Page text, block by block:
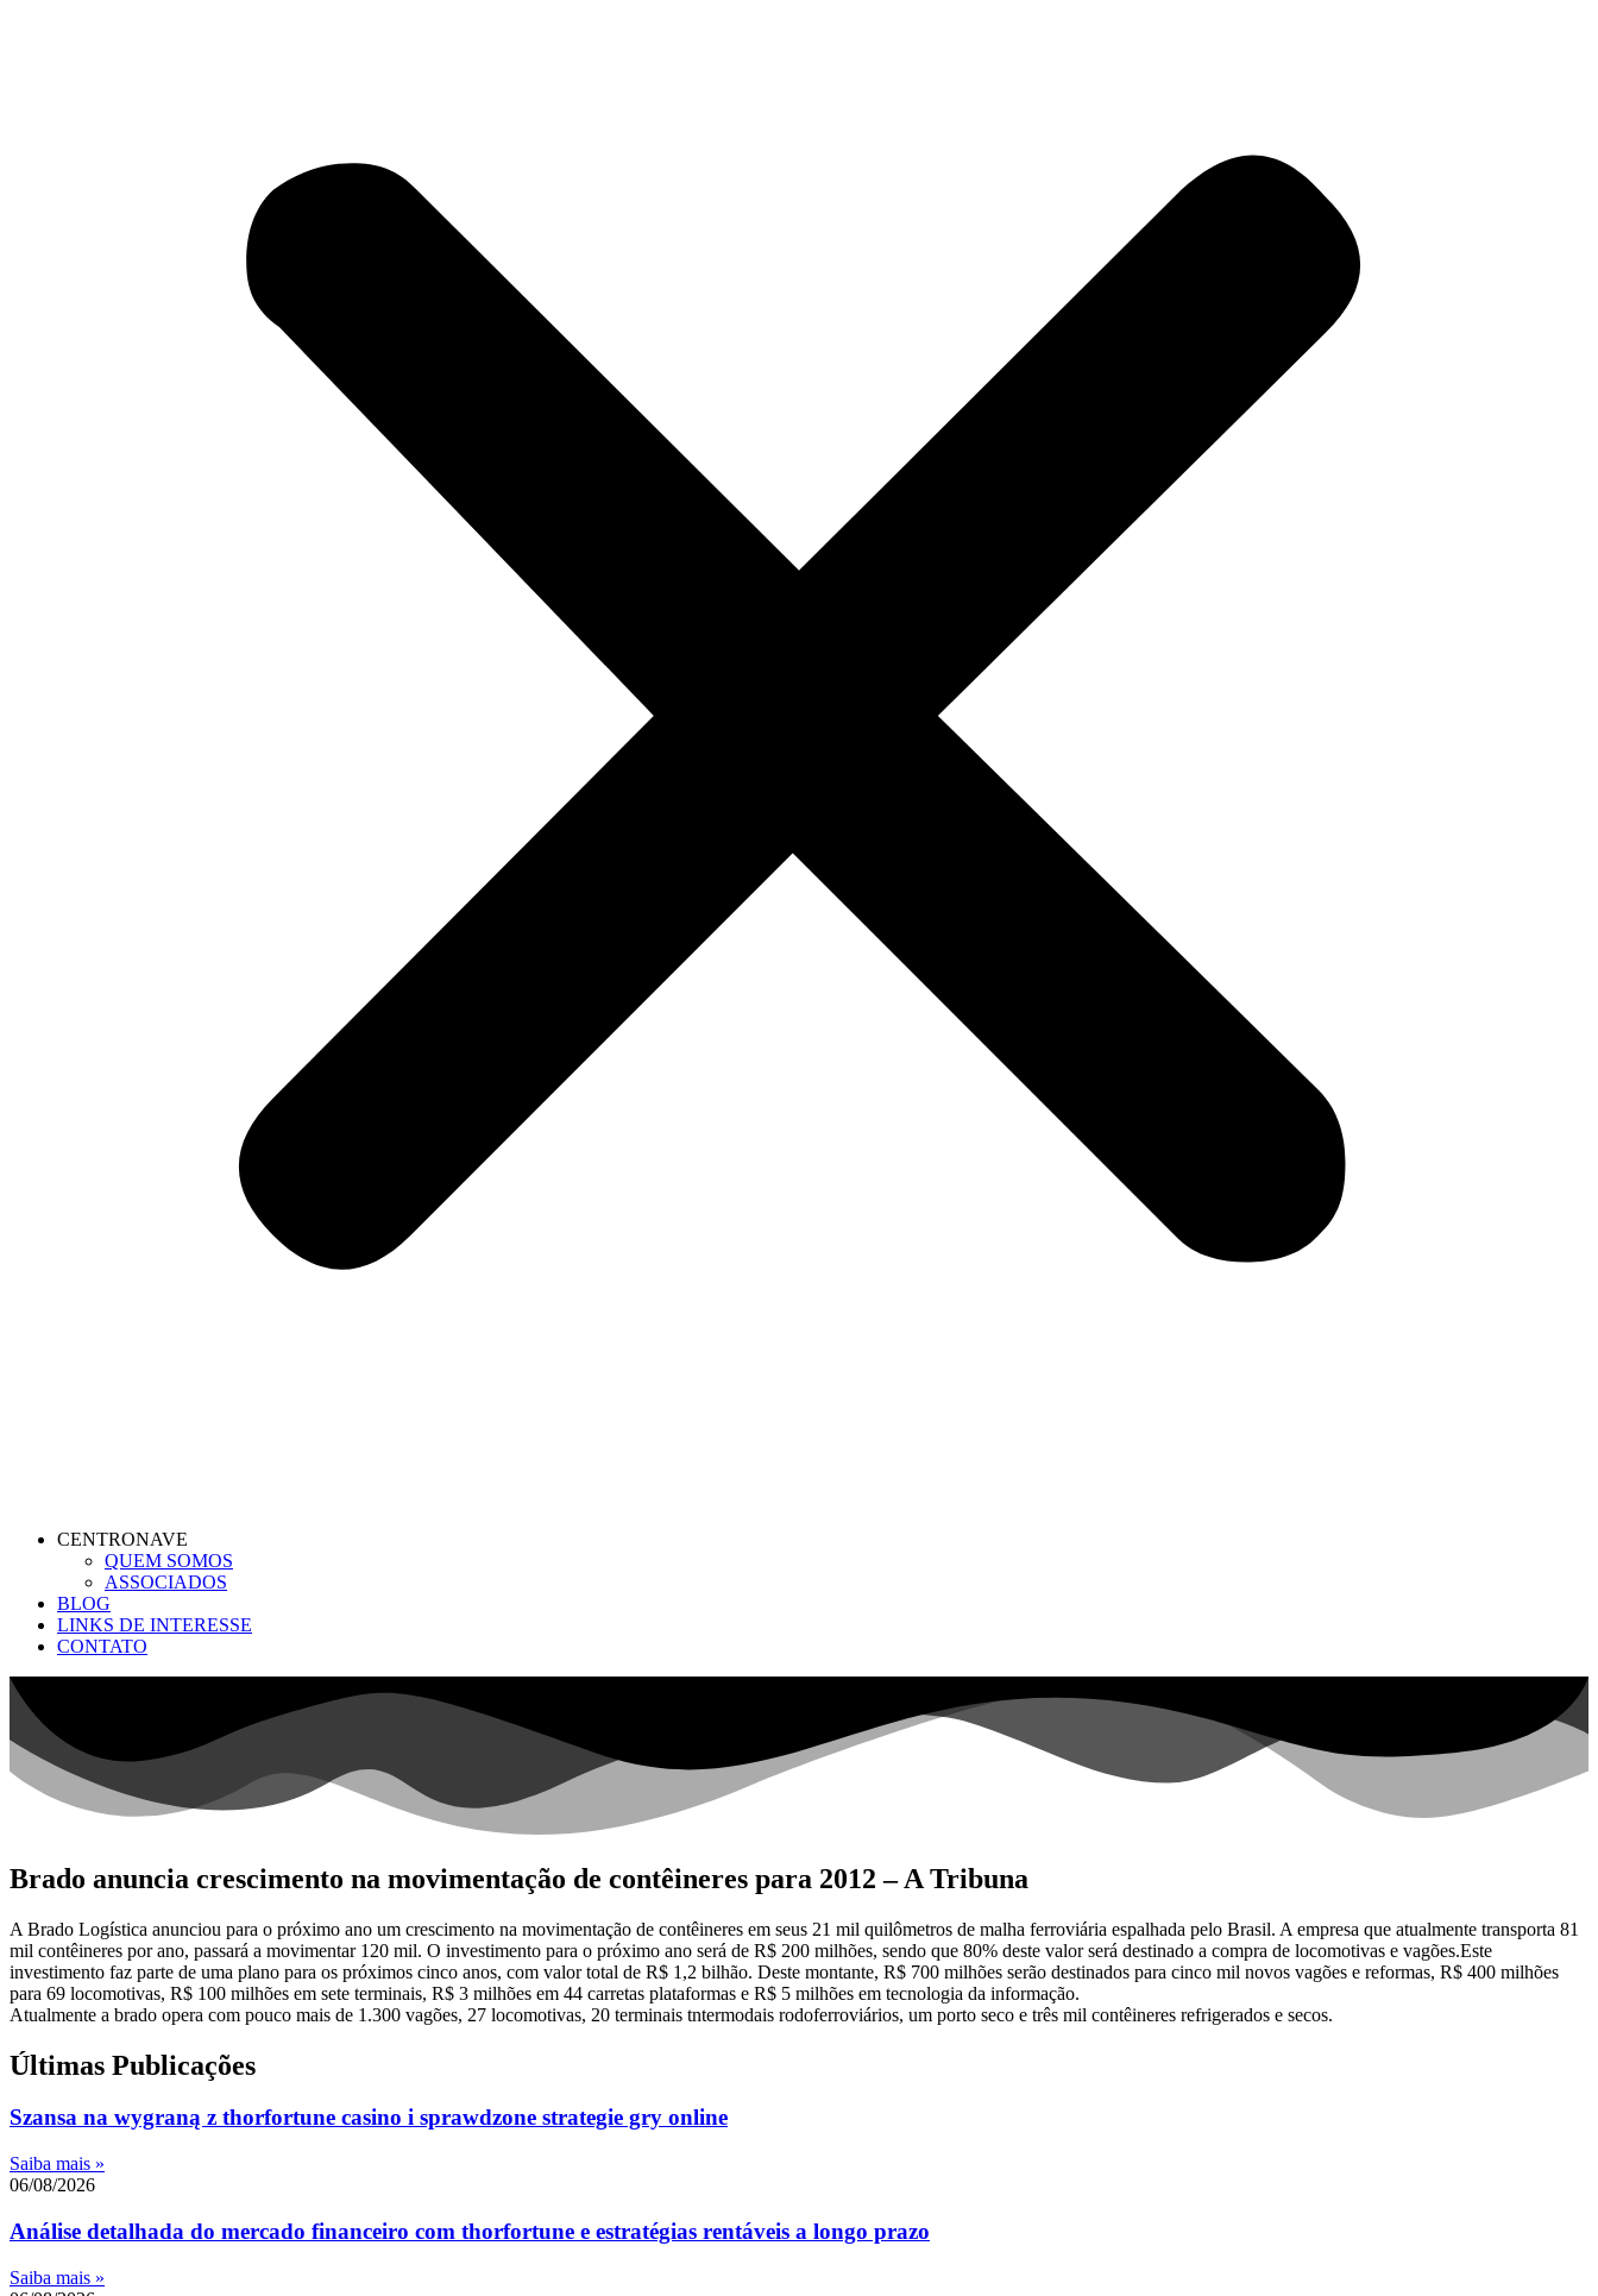
CENTRONAVE
QUEM SOMOS
ASSOCIADOS
BLOG
LINKS DE INTERESSE
CONTATO
Brado anuncia crescimento na movimentação de contêineres para 2012 – A Tribuna
A Brado Logística anunciou para o próximo ano um crescimento na movimentação de contêineres em seus 21 mil quilômetros de malha ferroviária espalhada pelo Brasil. A empresa que atualmente transporta 81
mil contêineres por ano, passará a movimentar 120 mil. O investimento para o próximo ano será de R$ 200 milhões, sendo que 80% deste valor será destinado a compra de locomotivas e vagões.Este
investimento faz parte de uma plano para os próximos cinco anos, com valor total de R$ 1,2 bilhão. Deste montante, R$ 700 milhões serão destinados para cinco mil novos vagões e reformas, R$ 400 milhões
para 69 locomotivas, R$ 100 milhões em sete terminais, R$ 3 milhões em 44 carretas plataformas e R$ 5 milhões em tecnologia da informação.
Atualmente a brado opera com pouco mais de 1.300 vagões, 27 locomotivas, 20 terminais tntermodais rodoferroviários, um porto seco e três mil contêineres refrigerados e secos.
Últimas Publicações
Szansa na wygraną z thorfortune casino i sprawdzone strategie gry online
Saiba mais »
06/08/2026
Análise detalhada do mercado financeiro com thorfortune e estratégias rentáveis a longo prazo
Saiba mais »